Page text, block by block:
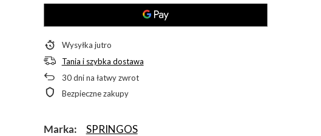
Wysyłka jutro
Tania i szybka dostawa
30dni na łatwy zwrot
Bezpieczne zakupy
Marka
SPRINGOS